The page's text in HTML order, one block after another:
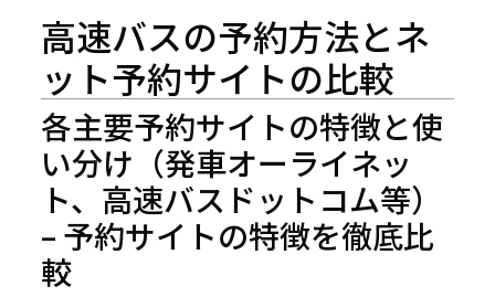
高速バスの予約方法とネ
ット予約サイトの比較
各主要予約サイトの特徴と使
い分け（発車オーライネッ
ト、高速バスドットコム等）
– 予約サイトの特徴を徹底比
較